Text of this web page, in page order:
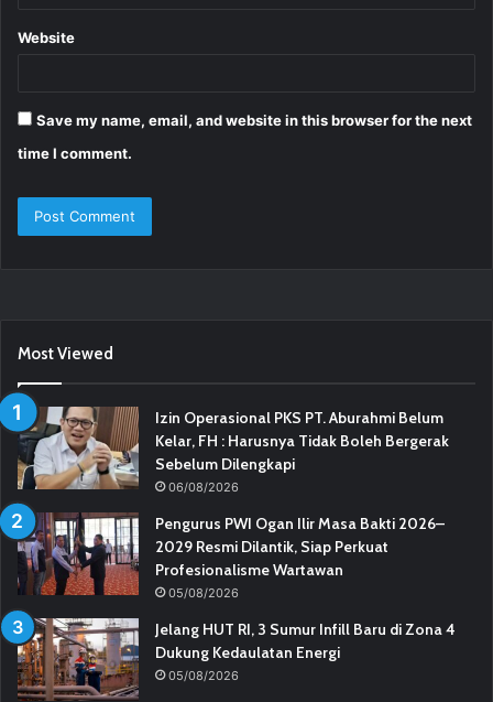
Website
Save my name, email, and website in this browser for the next
time I comment.
Most Viewed
Izin Operasional PKS PT. Aburahmi Belum
Kelar, FH : Harusnya Tidak Boleh Bergerak
Sebelum Dilengkapi
06/08/2026
Pengurus PWI Ogan Ilir Masa Bakti 2026–
2029 Resmi Dilantik, Siap Perkuat
Profesionalisme Wartawan
05/08/2026
Jelang HUT RI, 3 Sumur Infill Baru di Zona 4
Dukung Kedaulatan Energi
05/08/2026